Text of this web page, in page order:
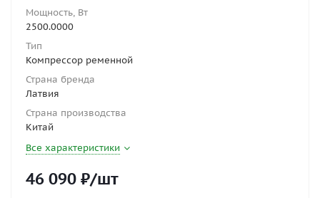
Мощность, Вт
2500.0000
Тип
Компрессор ременной
Страна бренда
Латвия
Страна производства
Китай
Все характеристики
46 090 ₽/шт